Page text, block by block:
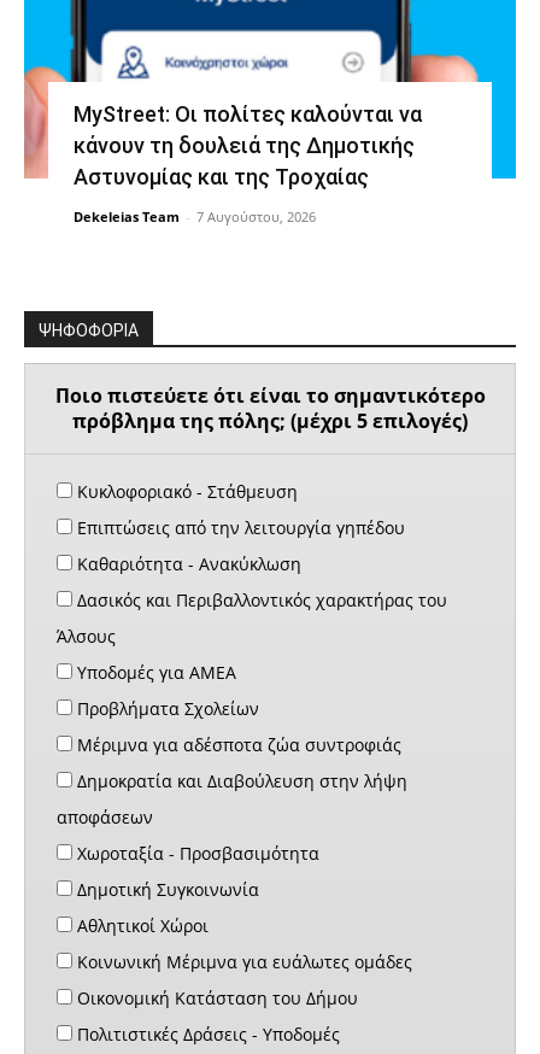
MyStreet: Οι πολίτες καλούνται να
κάνουν τη δουλειά της Δημοτικής
Αστυνομίας και της Τροχαίας
Dekeleias Team - 7 Αυγούστου, 2026
ΨΗΦΟΦΟΡΙΑ
Ποιο πιστεύετε ότι είναι το σημαντικότερο
πρόβλημα της πόλης; (μέχρι 5 επιλογές)
Κυκλοφοριακό - Στάθμευση
Επιπτώσεις από την λειτουργία γηπέδου
Καθαριότητα - Ανακύκλωση
Δασικός και Περιβαλλοντικός χαρακτήρας του
Άλσους
Υποδομές για ΑΜΕΑ
Προβλήματα Σχολείων
Μέριμνα για αδέσποτα ζώα συντροφιάς
Δημοκρατία και Διαβούλευση στην λήψη
αποφάσεων
Χωροταξία - Προσβασιμότητα
Δημοτική Συγκοινωνία
Αθλητικοί Χώροι
Κοινωνική Μέριμνα για ευάλωτες ομάδες
Οικονομική Κατάσταση του Δήμου
Πολιτιστικές Δράσεις - Υποδομές